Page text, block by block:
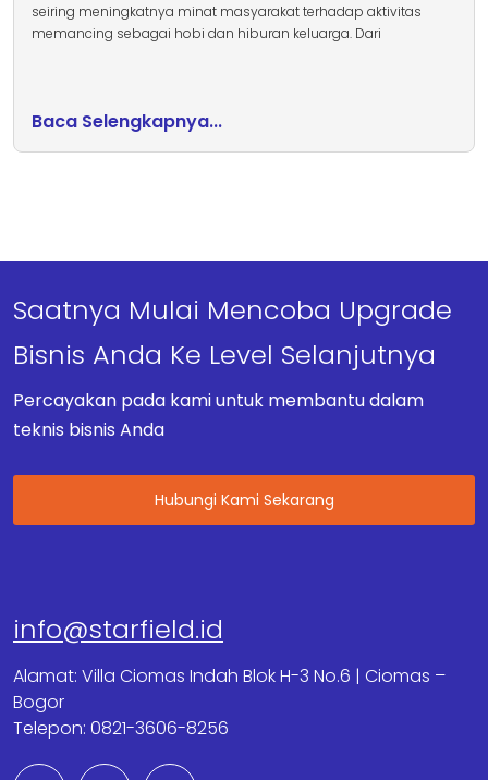
seiring meningkatnya minat masyarakat terhadap aktivitas
memancing sebagai hobi dan hiburan keluarga. Dari
Baca Selengkapnya...
Saatnya Mulai Mencoba Upgrade
Bisnis Anda Ke Level Selanjutnya
Percayakan pada kami untuk membantu dalam
teknis bisnis Anda
Hubungi Kami Sekarang
info@starfield.id
Alamat: Villa Ciomas Indah Blok H-3 No.6 | Ciomas –
Bogor
Telepon: 0821-3606-8256
F
T
G